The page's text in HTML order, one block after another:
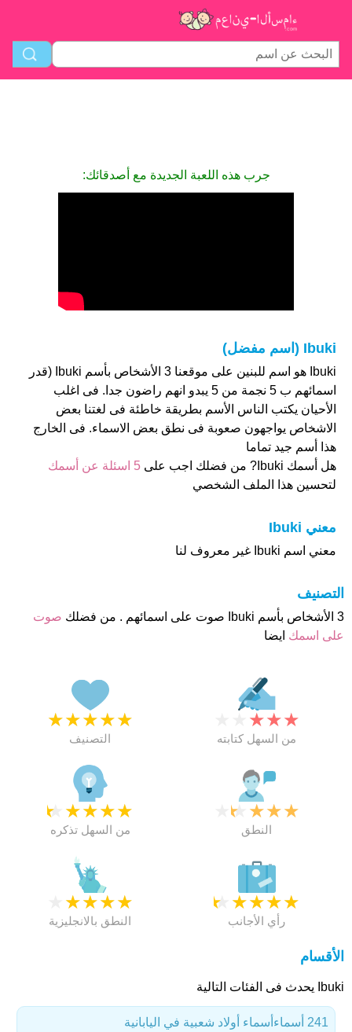
جرب هذه اللعبة الجديدة مع أصدقائك:
Ibuki (اسم مفضل)
Ibuki هو اسم للبنين على موقعنا 3 الأشخاص بأسم Ibuki (قدر
اسمائهم ب 5 نجمة من 5 يبدو انهم راضون جدا. فى اغلب
الأحيان يكتب الناس الأسم بطريقة خاطئة فى لغتنا بعض
الاشخاص يواجهون صعوبة فى نطق بعض الاسماء. فى الخارج
هذا أسم جيد تماما
هل أسمك Ibuki? من فضلك اجب على
5 اسئلة عن أسمك
لتحسين هذا الملف الشخصي
معني Ibuki
معني اسم Ibuki غير معروف لنا
التصنيف
3 الأشخاص بأسم Ibuki صوت على اسمائهم . من فضلك
صوت
على اسمك ايضا
★
★
★
★
★
التصنيف
★
★
★
من السهل كتابته
★
★
★
★
★
من السهل تذكره
★
★
★
★
النطق
★
★
★
★
النطق بالانجليزية
★
★
★
★
★
رأي الأجانب
الأقسام
Ibuki يحدث فى الفئات التالية
أسماء أولاد شعبية في اليابانية 241 أسماء